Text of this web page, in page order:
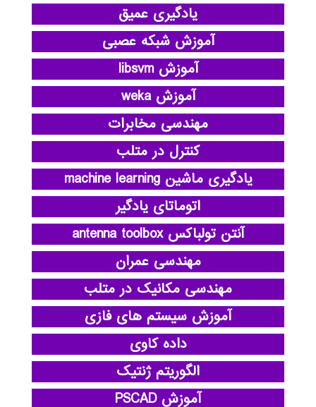
یادگیری عمیق
آموزش شبکه عصبی
آموزش libsvm
آموزش weka
مهندسی مخابرات
کنترل در متلب
یادگیری ماشین machine learning
اتوماتای یادگیر
آنتن تولباکس antenna toolbox
مهندسی عمران
مهندسی مکانیک در متلب
آموزش سیستم های فازی
داده کاوی
الگوریتم ژنتیک
آموزش PSCAD